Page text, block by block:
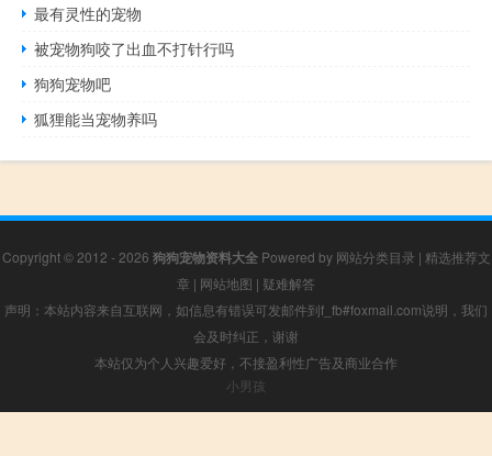
最有灵性的宠物
被宠物狗咬了出血不打针行吗
狗狗宠物吧
狐狸能当宠物养吗
Copyright © 2012 - 2026 狗狗宠物资料大全Powered by 网站分类目录 | 精选推荐文
章 | 网站地图 | 疑难解答
声明：本站内容来自互联网，如信息有错误可发邮件到f_fb#foxmail.com说明，我们
会及时纠正，谢谢
本站仅为个人兴趣爱好，不接盈利性广告及商业合作
小男孩